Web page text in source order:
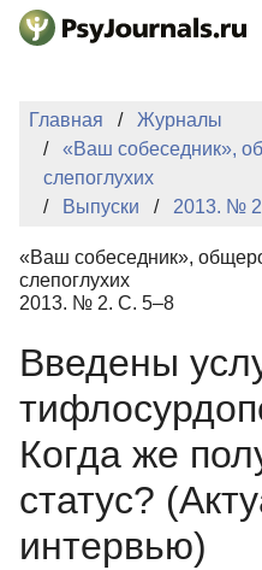
Перейти к основному
БАЗА
Регистрация
Главная
Журналы
«Ваш собеседник»,
слепоглухих
Выпуски
2013. № 2
«Ваш собеседник»,
слепоглухих
2013. № 2. С. 5–8
Введены
Когда же
статус?
интервью)